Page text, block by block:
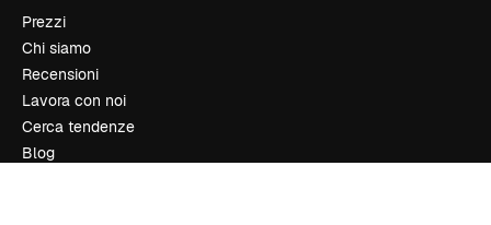
Prezzi
Chi siamo
Recensioni
Lavora con noi
Cerca tendenze
Blog